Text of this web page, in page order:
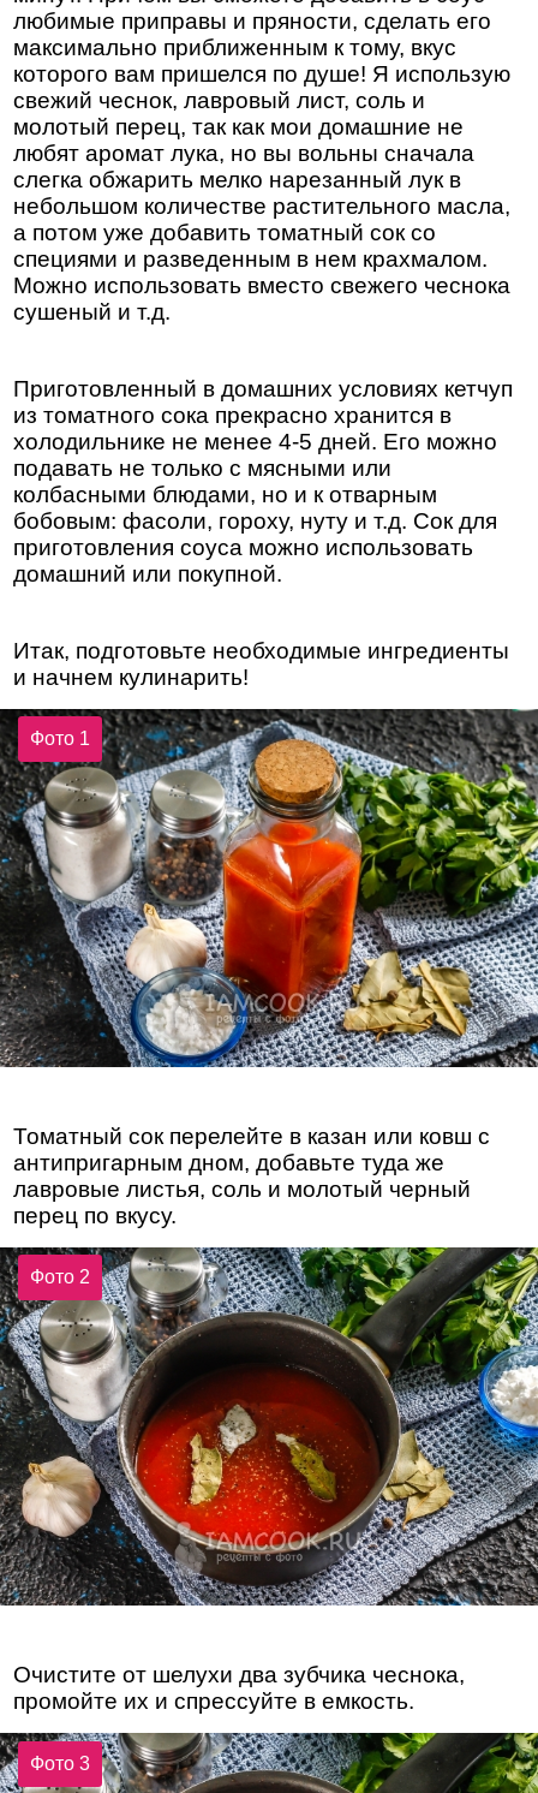
любимые приправы и пряности, сделать его
максимально приближенным к тому, вкус
которого вам пришелся по душе! Я использую
свежий чеснок, лавровый лист, соль и
молотый перец, так как мои домашние не
любят аромат лука, но вы вольны сначала
слегка обжарить мелко нарезанный лук в
небольшом количестве растительного масла,
а потом уже добавить томатный сок со
специями и разведенным в нем крахмалом.
Можно использовать вместо свежего чеснока
сушеный и т.д.
Приготовленный в домашних условиях кетчуп
из томатного сока прекрасно хранится в
холодильнике не менее 4-5 дней. Его можно
подавать не только с мясными или
колбасными блюдами, но и к отварным
бобовым: фасоли, гороху, нуту и т.д. Сок для
приготовления соуса можно использовать
домашний или покупной.
Итак, подготовьте необходимые ингредиенты
и начнем кулинарить!
Фото 1
Томатный сок перелейте в казан или ковш с
антипригарным дном, добавьте туда же
лавровые листья, соль и молотый черный
перец по вкусу.
Фото 2
Очистите от шелухи два зубчика чеснока,
промойте их и спрессуйте в емкость.
Фото 3